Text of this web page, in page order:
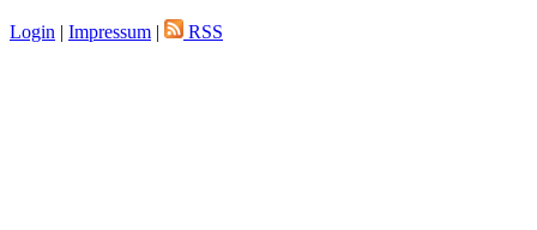
Login | Impressum | RSS